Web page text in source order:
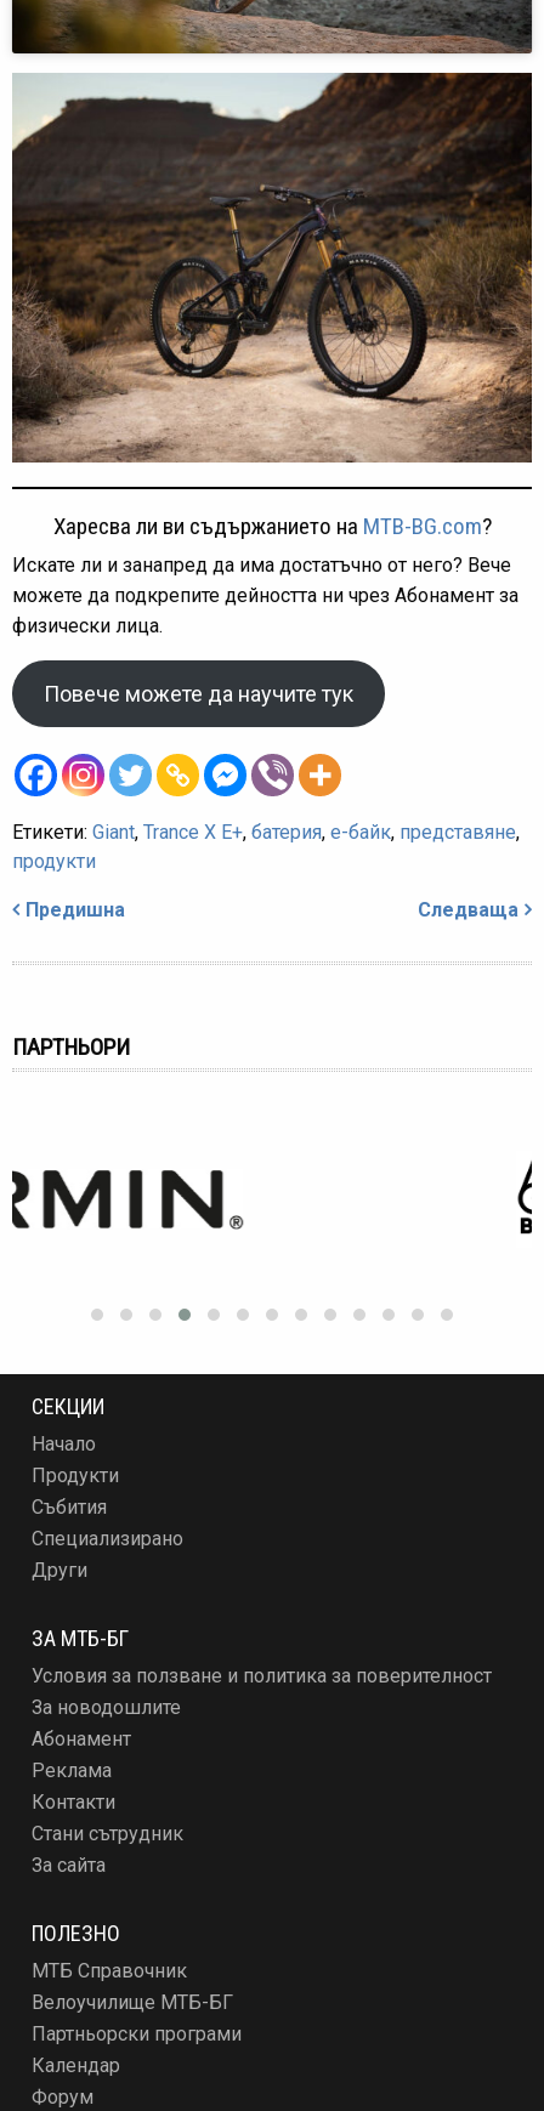
Харесва ли ви съдържанието на MTB-BG.com?
Искате ли и занапред да има достатъчно от него? Вече
можете да подкрепите дейността ни чрез Абонамент за
физически лица.
Повече можете да научите тук
Етикети: Giant, Trance X E+, батерия, е-байк, представяне,
продукти
Предишна Следваща
ПАРТНЬОРИ
СЕКЦИИ
Начало
Продукти
Събития
Специализирано
Други
ЗА МТБ-БГ
Условия за ползване и политика за поверителност
За новодошлите
Абонамент
Реклама
Контакти
Стани сътрудник
За сайта
ПОЛЕЗНО
МТБ Справочник
Велоучилище МТБ-БГ
Партньорски програми
Календар
Форум